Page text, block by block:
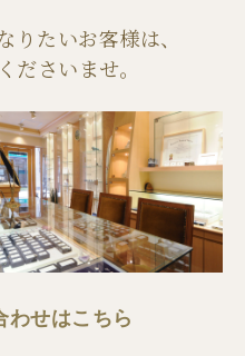
りたいお客様は、
ださいませ。
わせはこちら